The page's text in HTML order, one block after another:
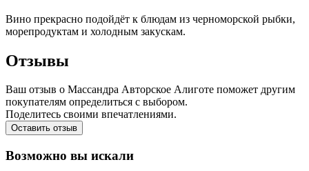
Вино прекрасно подойдёт к блюдам из черноморской рыбки,
морепродуктам и холодным закускам.
Отзывы
Ваш отзыв о Массандра Авторское Алиготе поможет другим
покупателям определиться с выбором.
Поделитесь своими впечатлениями.
Оставить отзыв
Возможно вы искали